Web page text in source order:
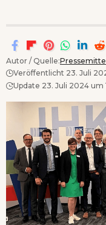
Autor / Quelle:
Veröffentlicht 23. Juli
Update 23. Juli 2024 um